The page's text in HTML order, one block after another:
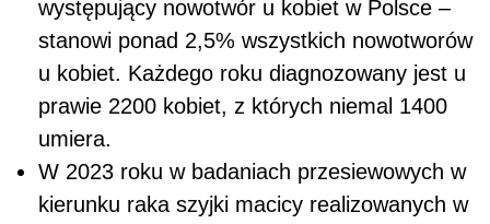
występujący nowotwór u kobiet w Polsce –
stanowi ponad 2,5% wszystkich nowotworów
u kobiet. Każdego roku diagnozowany jest u
prawie 2200 kobiet, z których niemal 1400
umiera.
W 2023 roku w badaniach przesiewowych w
kierunku raka szyjki macicy realizowanych w